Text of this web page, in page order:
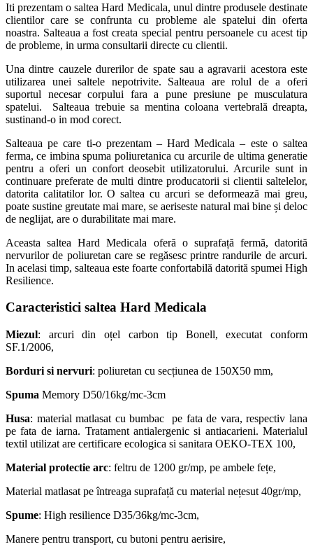
Iti prezentam o saltea Hard Medicala, unul dintre produsele destinate
clientilor care se confrunta cu probleme ale spatelui din oferta
noastra. Salteaua a fost creata special pentru persoanele cu acest tip
de probleme, in urma consultarii directe cu clientii.
Una dintre cauzele durerilor de spate sau a agravarii acestora este
utilizarea unei saltele nepotrivite. Salteaua are rolul de a oferi
suportul necesar corpului fara a pune presiune pe musculatura
spatelui. Salteaua trebuie sa mentina coloana vertebrală dreapta,
sustinand-o in mod corect.
Salteaua pe care ti-o prezentam – Hard Medicala – este o saltea
ferma, ce imbina spuma poliuretanica cu arcurile de ultima generatie
pentru a oferi un confort deosebit utilizatorului. Arcurile sunt in
continuare preferate de multi dintre producatorii si clientii saltelelor,
datorita calitatilor lor. O saltea cu arcuri se deformează mai greu,
poate sustine greutate mai mare, se aeriseste natural mai bine și deloc
de neglijat, are o durabilitate mai mare.
Aceasta saltea Hard Medicala oferă o suprafață fermă, datorită
nervurilor de poliuretan care se regăsesc printre randurile de arcuri.
In acelasi timp, salteaua este foarte confortabilă datorită spumei High
Resilience.
Caracteristici saltea Hard Medicala
Miezul: arcuri din oțel carbon tip Bonell, executat conform
SF.1/2006,
Borduri si nervuri: poliuretan cu secțiunea de 150X50 mm,
Spuma Memory D50/16kg/mc-3cm
Husa: material matlasat cu bumbac pe fata de vara, respectiv lana
pe fata de iarna. Tratament antialergenic si antiacarieni. Materialul
textil utilizat are certificare ecologica si sanitara OEKO-TEX 100,
Material protectie arc: feltru de 1200 gr/mp, pe ambele fețe,
Material matlasat pe întreaga suprafață cu material nețesut 40gr/mp,
Spume: High resilience D35/36kg/mc-3cm,
Manere pentru transport, cu butoni pentru aerisire,